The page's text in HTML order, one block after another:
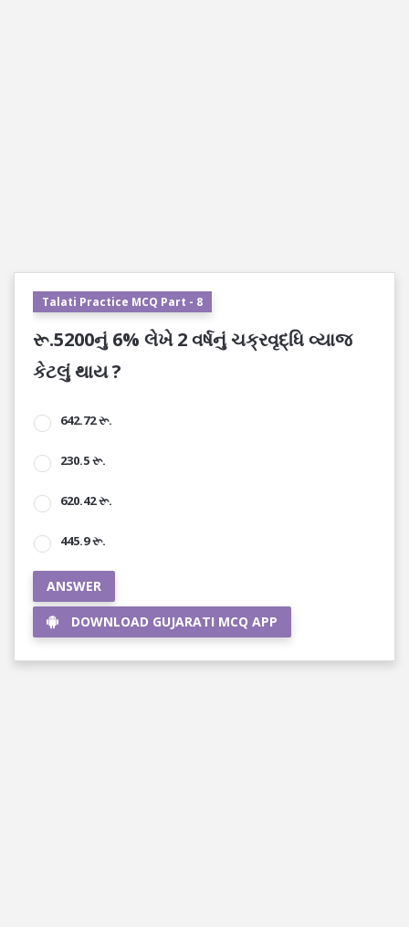
Talati Practice MCQ Part - 8
રૂ.5200નું 6% લેખે 2 વર્ષનું ચક્રવૃદ્ધિ વ્યાજ
કેટલું થાય ?
642.72 રૂ.
230.5 રૂ.
620.42 રૂ.
445.9 રૂ.
ANSWER
DOWNLOAD GUJARATI MCQ APP